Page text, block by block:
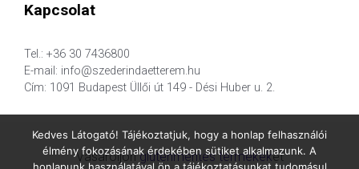
Kapcsolat
Tel.: +36 30 7436800
E-mail: info@szederindaetterem.hu
Cím: 1091 Budapest Üllői út 149 - Dési Huber u. 2.
Vásároljongluténmentes termékeket
Kedves Látogató! Tájékoztatjuk, hogy a honlap felhasználói
élmény fokozásának érdekében sütiket alkalmazunk. A
honlapunk használatával ön a tájékoztatásunkat tudomásul